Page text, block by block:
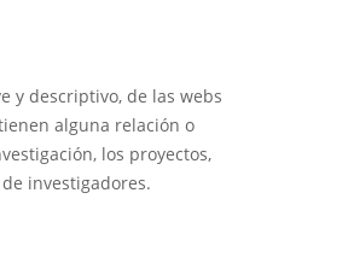
y descriptivo, de las webs
alguna relación o
los proyectos,
investigadores.